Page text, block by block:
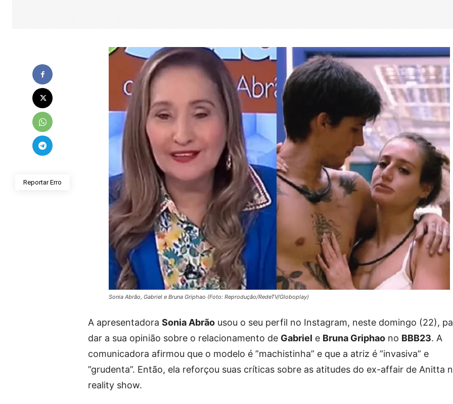
Reportar Erro
Sonia Abrão, Gabriel e Bruna Griphao (Foto: Reprodução/RedeTV/Globoplay)
A apresentadora Sonia Abrão usou o seu perfil no Instagram, neste domingo (22),
dar a sua opinião sobre o relacionamento de Gabriel e Bruna Griphao no BBB23. A
comunicadora afirmou que o modelo é ”machistinha” e que a atriz é ”invasiva” e
”grudenta”. Então, ela reforçou suas críticas sobre as atitudes do ex-affair de Anitta
reality show.